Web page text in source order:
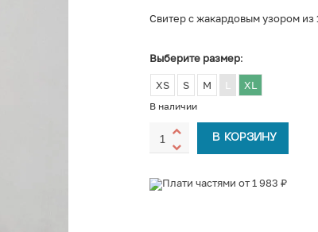
Свитер с жакардовым узором из
Выберите размер:
XS S M XL
В наличии
В КОРЗИНУ
Плати частями от 1 983 ₽